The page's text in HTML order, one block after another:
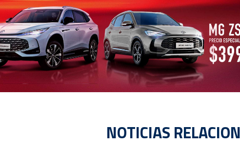
NOTICIAS